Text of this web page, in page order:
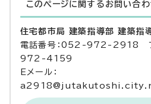
このページに関する お問い合わ
住宅都市局 建築指導部 建築指
電話番号：052-972-2918 フ
972-4159
Eメール：